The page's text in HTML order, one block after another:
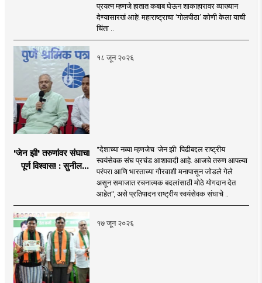
प्रयत्न म्हणजे हातात कबाब घेऊन शाकाहारावर व्याख्यान
देण्यासारखं आहे! महाराष्ट्राचा ‘गोलपीठा’ कोणी केला याची
चिंता ..
१८ जून २०२६
'जेन झी' तरुणांवर संघाचा
पूर्ण विश्वास! : सुनील
"देशाच्या नव्या म्हणजेच 'जेन झी' पिढीबद्दल राष्ट्रीय
स्वयंसेवक संघ प्रचंड आशावादी आहे. आजचे तरुण आपल्या
परंपरा आणि भारताच्या गौरवाशी मनापासून जोडले गेले
असून समाजात रचनात्मक बदलांसाठी मोठे योगदान देत
आहेत", असे प्रतिपादन राष्ट्रीय स्वयंसेवक संघाचे ..
१७ जून २०२६